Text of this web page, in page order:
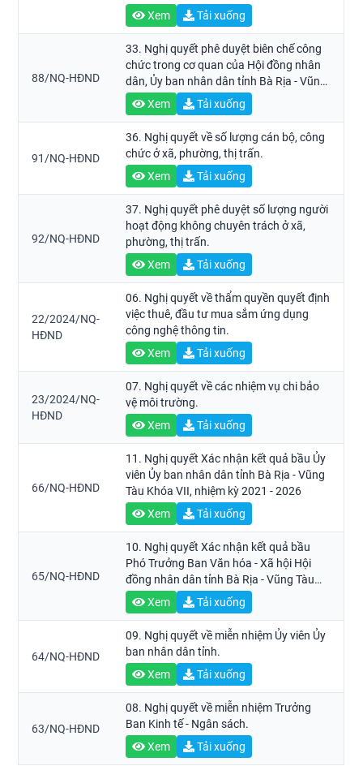
lập trên địa bàn tỉnh
Xem Tải xuống
88/NQ-HĐND
33. Nghị quyết phê duyệt biên chế công
chức trong cơ quan của Hội đồng nhân
dân, Ủy ban nhân dân tỉnh Bà Rịa - Vũng
Tàu năm 2025.
Xem Tải xuống
91/NQ-HĐND
36. Nghị quyết về số lượng cán bộ, công
chức ở xã, phường, thị trấn.
Xem
Tải xuống
92/NQ-HĐND
37. Nghị quyết phê duyệt số lượng người
hoạt động không chuyên trách ở xã,
phường, thị trấn.
Xem
Tải xuống
22/2024/NQ-
HĐND
06. Nghị quyết về thẩm quyền quyết định
việc thuê, đầu tư mua sắm ứng dụng
công nghệ thông tin.
Xem
Tải xuống
23/2024/NQ-
HĐND
07. Nghị quyết về các nhiệm vụ chi bảo
vệ môi trường.
Xem
Tải xuống
66/NQ-HĐND
11. Nghị quyết Xác nhận kết quả bầu Ủy
viên Ủy ban nhân dân tỉnh Bà Rịa - Vũng
Tàu Khóa VII, nhiệm kỳ 2021 - 2026
Xem
Tải xuống
65/NQ-HĐND
10. Nghị quyết Xác nhận kết quả bầu
Phó Trưởng Ban Văn hóa - Xã hội Hội
đồng nhân dân tỉnh Bà Rịa - Vũng Tàu
Khóa VII, nhiệm kỳ 2021 - 2026.
Xem Tải xuống
64/NQ-HĐND
09. Nghị quyết về miễn nhiệm Ủy viên Ủy
ban nhân dân tỉnh.
Xem
Tải xuống
63/NQ-HĐND
08. Nghị quyết về miễn nhiệm Trưởng
Ban Kinh tế - Ngân sách.
Xem
Tải xuống